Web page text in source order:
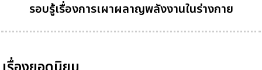
รอบรู้เรื่องการเผาผลาญพลังงานในร่างกาย